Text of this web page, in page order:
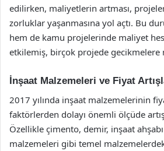
edilirken, maliyetlerin artması,
zorluklar yaşanmasına yol açtı. Bu
hem de kamu projelerinde maliyet
etkilemiş, birçok projede gecikmelere
İnşaat Malzemeleri ve Fiyat
2017 yılında inşaat malzemelerinin
faktörlerden dolayı önemli ölçüde
Özellikle çimento, demir, inşaat ahşabı
malzemeleri gibi temel